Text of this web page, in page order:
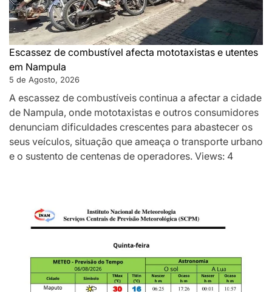
Escassez de combustível afecta mototaxistas e utentes
em Nampula
5 de Agosto, 2026
A escassez de combustíveis continua a afectar a cidade
de Nampula, onde mototaxistas e outros consumidores
denunciam dificuldades crescentes para abastecer os
seus veículos, situação que ameaça o transporte urbano
e o sustento de centenas de operadores. Views: 4